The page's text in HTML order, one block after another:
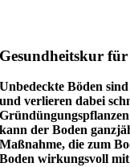
Gesundheitskur
Unbedeckte Böden
und verlieren dabei
kann der Boden
Maßnahme, die zum
Boden wirkungsvoll